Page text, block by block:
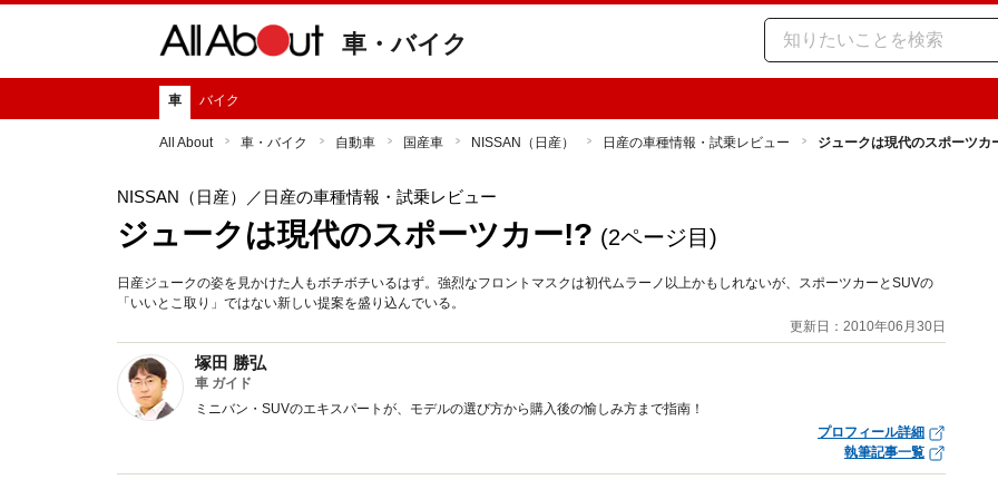
車・バイク
車 バイク
All About 車・バイク 自動車 国産車 NISSAN（日産） 日産の車種情報・試乗レビュー ジュークは現代のスポーツカ
NISSAN（日産） ／日産の車種情報・試乗レビュー
ジュークは現代のスポーツカー!? (2ページ目)
日産ジュークの姿を見かけた人もボチボチいるはず。強烈なフロントマスクは初代ムラーノ以上かもしれないが、スポーツカーとSUVの
「いいとこ取り」ではない新しい提案を盛り込んでいる。
更新日：2010年06月30日
塚田 勝弘
車 ガイド
ミニバン・SUVのエキスパートが、モデルの選び方から購入後の愉しみ方まで指南！
プロフィール詳細
執筆記事一覧